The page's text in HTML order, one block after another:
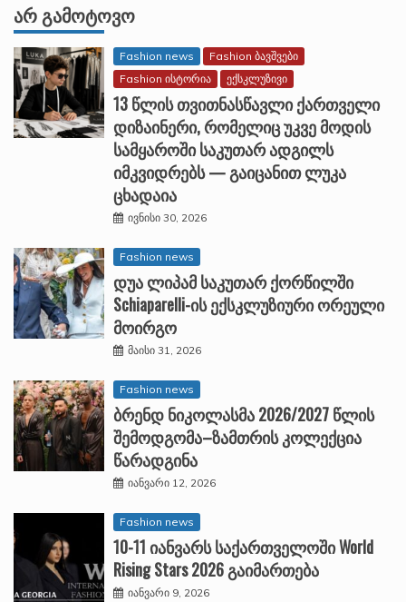
ᲐᲠ ᲒᲐᲛᲝᲢᲝᲕᲝ
Fashion news
Fashion ბავშვები
Fashion ისტორია
ექსკლუზივი
13 წლის თვითნასწავლი ქართველი
დიზაინერი, რომელიც უკვე მოდის
სამყაროში საკუთარ ადგილს
იმკვიდრებს — გაიცანით ლუკა
ცხადაია
ივნისი 30, 2026
Fashion news
დუა ლიპამ საკუთარ ქორწილში
Schiaparelli-ის ექსკლუზიური ორეული
მოირგო
მაისი 31, 2026
Fashion news
ბრენდ ნიკოლასმა 2026/2027 წლის
შემოდგომა–ზამთრის კოლექცია
წარადგინა
იანვარი 12, 2026
Fashion news
10-11 იანვარს საქართველოში World
Rising Stars 2026 გაიმართება
იანვარი 9, 2026